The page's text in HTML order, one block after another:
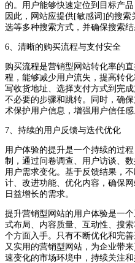
的。用户能够快速定位到目标产
因此，网站应提供[敏感词]的搜
选等多种搜索方式，并确保搜索结
6、清晰的购买流程与支付安全
购买流程是营销型网站转化率的
程，能够减少用户流失，提高转
写收货地址、选择支付方式到完
不必要的步骤和跳转。同时，确
术保护用户信息，增强用户信任感
7、持续的用户反馈与迭代优化
用户体验的提升是一个持续的过
制，通过问卷调查、用户访谈、
用户需求变化。基于反馈结果，
计、改进功能、优化内容，确保
日益增长的需求。
提升营销型网站的用户体验是一
式布局、内容质量、互动性、搜
个方面入手。只有不断优化和完
又实用的营销型网站，为企业带
速变化的市场环境中，持续关注